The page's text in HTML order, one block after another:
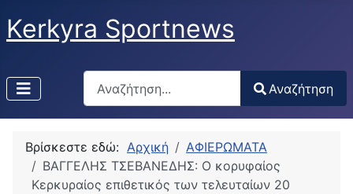
Kerkyra Sportnews
Αναζήτηση
Type 2 or more characters for results.
Αναζήτηση
Βρίσκεστε εδώ: Αρχική
ΑΦΙΕΡΩΜΑΤΑ
ΒΑΓΓΕΛΗΣ ΤΣΕΒΑΝΕΔΗΣ: Ο κορυφαίος
Κερκυραίος επιθετικός των τελευταίων 20